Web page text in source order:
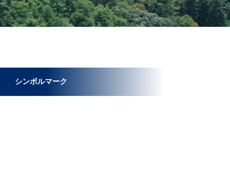
シンボルマーク